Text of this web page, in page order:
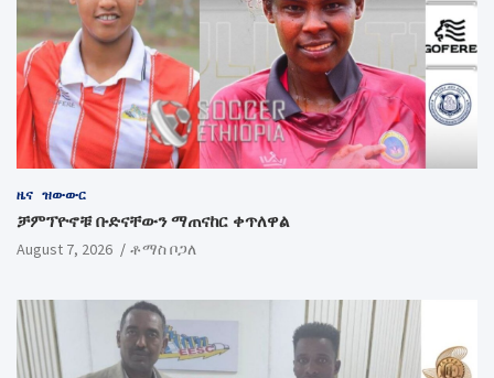
ዜና ዝውውር
ቻምፕዮኖቹ ቡድናቸውን ማጠናከር ቀጥለዋል
August 7, 2026 ቶማስ ቦጋለ